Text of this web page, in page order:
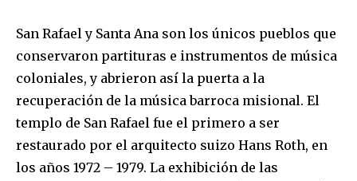
San Rafael y Santa Ana son los únicos pueblos que
conservaron partituras e instrumentos de música
coloniales, y abrieron así la puerta a la
recuperación de la música barroca misional. El
templo de San Rafael fue el primero a ser
restaurado por el arquitecto suizo Hans Roth, en
los años 1972 – 1979. La exhibición de las